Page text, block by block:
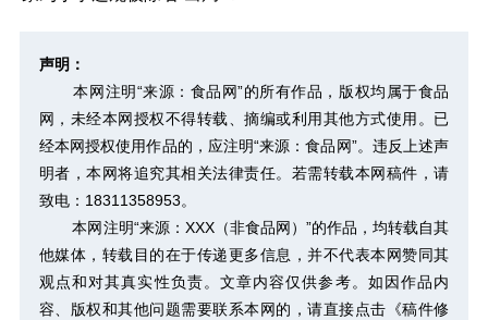
声明：
本网注明“来源：食品网”的所有作品，版权均属于食品
网，未经本网授权不得转载、摘编或利用其他方式使用。已
经本网授权使用作品的，应注明“来源：食品网”。违反上述声
明者，本网将追究其相关法律责任。若需转载本网稿件，请
致电：18311358953。
本网注明“来源：XXX（非食品网）”的作品，均转载自其
他媒体，转载目的在于传递更多信息，并不代表本网赞同其
观点和对其真实性负责。文章内容仅供参考。如因作品内
容、版权和其他问题需要联系本网的，请直接点击 《稿件修